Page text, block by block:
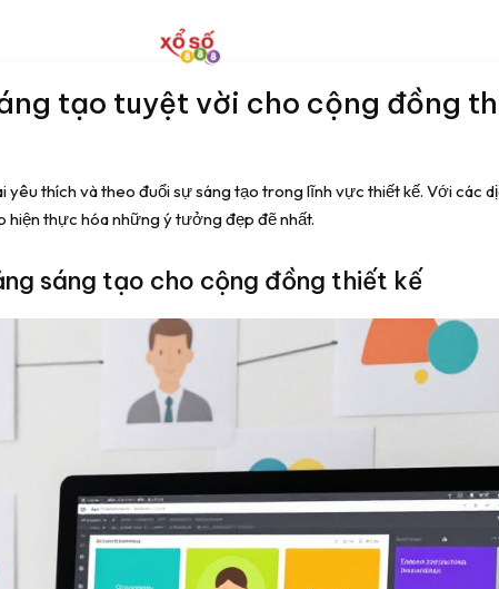
tạo tuyệt vời cho cộng đồng
yêu thích và theo đuổi sự sáng tạo trong lĩnh vực thiết kế. Với các
hiện thực hóa những ý tưởng đẹp đẽ nhất.
sáng tạo cho cộng đồng thiết kế